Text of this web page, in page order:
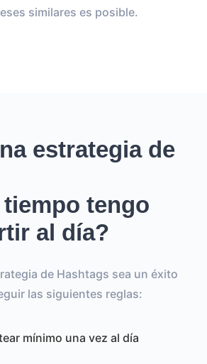
similares es posible.
estrategia de
tengo
al día?
de Hashtags sea un éxito
las siguientes reglas:
mínimo una vez al día